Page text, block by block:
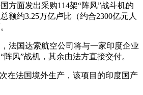
方面发出采购114架“阵风”战斗机的
额约3.25万亿卢比（约合2300亿元人
法国达索航空公司将与一家印度企业
风”战机，其余由法方直接交付。
在法国境外生产，该项目的印度国产